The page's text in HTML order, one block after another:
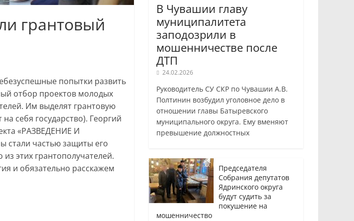
грантовый
попытки развить
отбор проектов молодых
Им выделят грантовую
себя государство). Георгий
«РАЗВЕДЕНИЕ И
частью защиты его
этих грантополучателей.
и обязательно расскажем
В Чувашии главу
муниципалитета
заподозрили в
мошенничестве после
ДТП
24.02.2026
Руководитель СУ СКР по Чувашии А.В.
Полтинин возбудил уголовное дело в
отношении главы Батыревского
муниципального округа. Ему вменяют
превышение должностных
Председателя
Собрания депутатов
Ядринского округа
будут судить за
покушение на
мошенничество